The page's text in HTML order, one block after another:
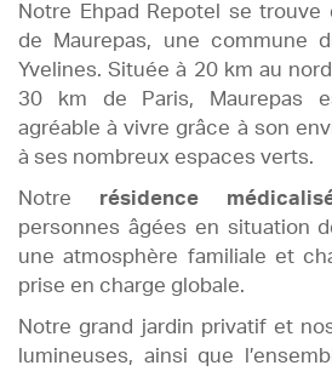
Notre Ehpad Repotel se
de Maurepas, une commune
Yvelines. Située à 20 km au
30 km de Paris, Maurepas
agréable à vivre grâce à son
à ses nombreux espaces verts.
Notre résidence
personnes âgées en situation
une atmosphère familiale et
prise en charge globale.
Notre grand jardin privatif et
lumineuses, ainsi que